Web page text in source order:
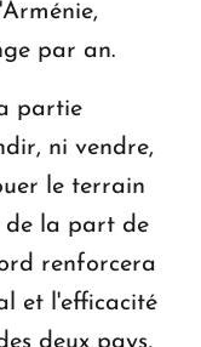
par an.
partie
ni vendre,
le terrain
de la part de
renforcera
et l'efficacité
deux pays,